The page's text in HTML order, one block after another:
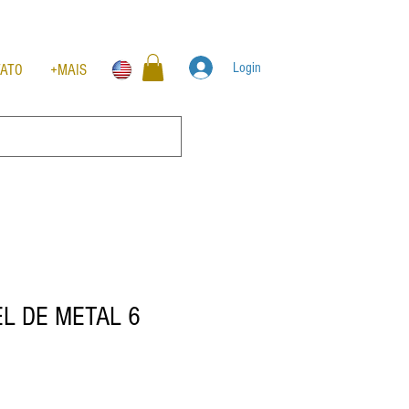
+MAIS Login
DE METAL 6